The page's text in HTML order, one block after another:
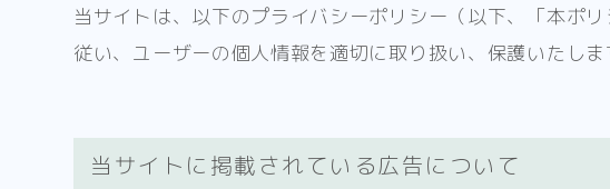
初心者育成
引き手
フォロースルー
当サイトは、以下のプライバシーポリシー（以下、「本ポ
従い、ユーザーの個人情報を適切に取り扱い、保護いたしま
当サイトに掲載されている広告について